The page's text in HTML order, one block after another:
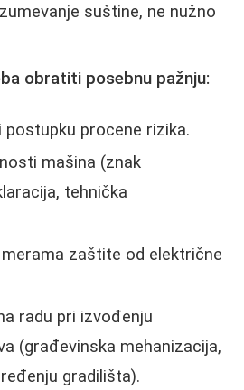
suštine, ne nužno
obratiti posebnu pažnju:
postupku procene rizika.
mašina (znak
tehnička
zaštite od električne
radu pri izvođenju
(građevinska mehanizacija,
gradilišta).